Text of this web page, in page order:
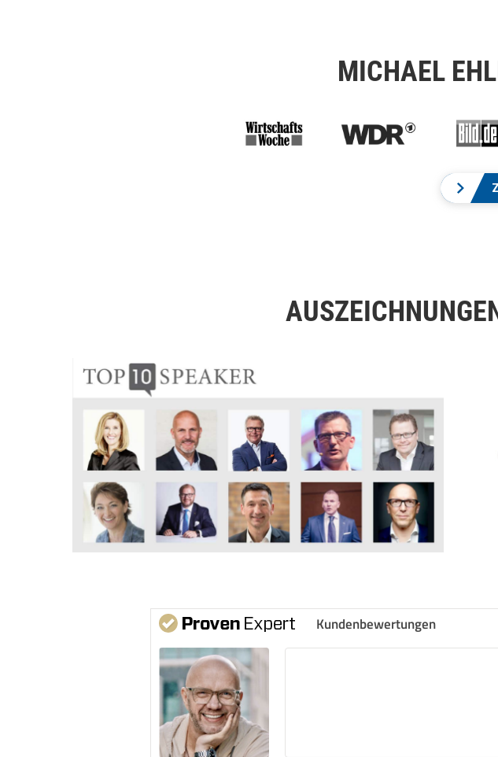
MICHAEL
Kundenbewertungen